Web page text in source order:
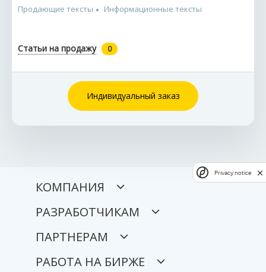
Продающие тексты
Информационные тексты
Статьи на продажу 0
Индивидуальный заказ
КОМПАНИЯ
РАЗРАБОТЧИКАМ
ПАРТНЕРАМ
РАБОТА НА БИРЖЕ
Privacy notice